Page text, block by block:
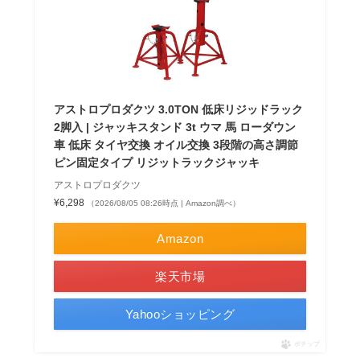
アストロプロダクツ 3.0TON 低床リジッドラック
2脚入 | ジャッキスタンド 3t ウマ 馬 ローダウン
車 低床 タイヤ交換 オイル交換 3段階の高さ調節
ピン固定タイプ リジットラックジャッキ
アストロプロダクツ
¥6,298
（2026/08/05 08:26時点 | Amazon調べ）
Amazon
楽天市場
Yahooショッピング
ポチップ